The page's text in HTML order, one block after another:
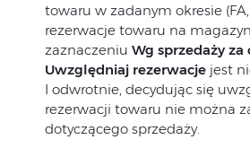
towaru w zadanym okresie (FA,
rezerwacje towaru na
zaznaczeniu Wg sprzedaży za
Uwzględniaj rezerwacje jest
I odwrotnie, decydując się
rezerwacji towaru nie można
dotyczącego sprzedaży.